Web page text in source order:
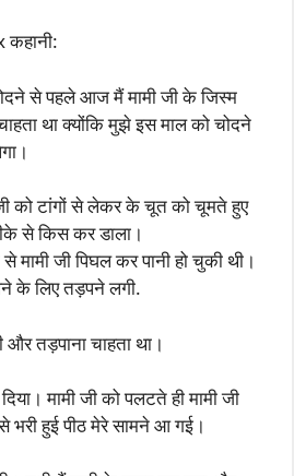
कहानी:
से पहले आज मैं मामी जी के जिस्म
था क्योंकि मुझे इस माल को चोदने
को टांगों से लेकर के चूत को चूमते हुए
से किस कर डाला।
जी पिघल कर पानी हो चुकी थी।
के लिए तड़पने लगी.
तड़पाना चाहता था।
मामी जी को पलटते ही मामी जी
भरी हुई पीठ मेरे सामने आ गई।